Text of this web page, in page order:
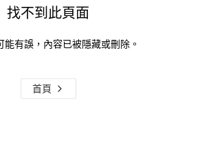
找不到此頁面
能有誤，內容已被隱藏或刪除。
首頁